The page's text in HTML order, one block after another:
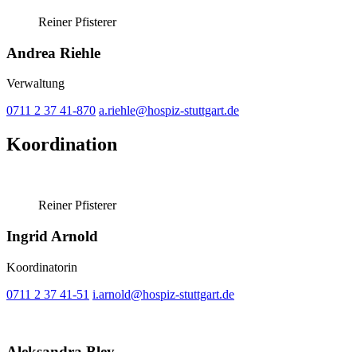
Reiner Pfisterer
Andrea Riehle
Verwaltung
0711 2 37 41-870 a.riehle@hospiz-stuttgart.de
Koordination
Reiner Pfisterer
Ingrid Arnold
Koordinatorin
0711 2 37 41-51 i.arnold@hospiz-stuttgart.de